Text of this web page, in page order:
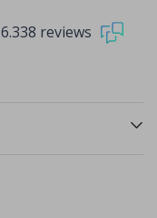
6.338 reviews